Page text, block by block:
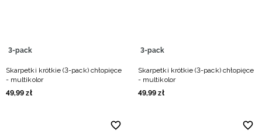
3-pack
Skarpetki krótkie (3-pack) chłopięce
- multikolor
49,99 zł
3-pack
Skarpetki krótkie (3-pack) chłopięce
- multikolor
49,99 zł